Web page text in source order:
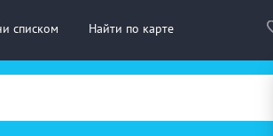
списком Найти по карте